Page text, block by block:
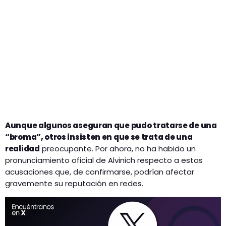
Aunque algunos aseguran que pudo tratarse de una
“broma”, otros insisten en que se trata de una
realidad preocupante. Por ahora, no ha habido un
pronunciamiento oficial de Alvinich respecto a estas
acusaciones que, de confirmarse, podrían afectar
gravemente su reputación en redes.